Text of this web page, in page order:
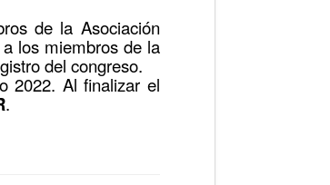
de la Asociación
los miembros de la
del congreso.
2022. Al finalizar el
.